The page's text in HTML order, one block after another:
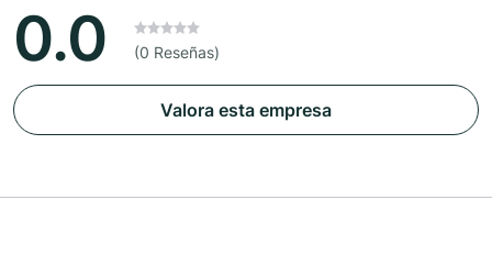
0.0 (0 Reseñas)
Valora esta empresa